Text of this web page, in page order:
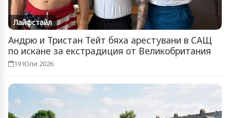
Лайфстайл
Андрю и Тристан Тейт бяха арестувани в САЩ
по искане за екстрадиция от Великобритания
19 Юли 2026